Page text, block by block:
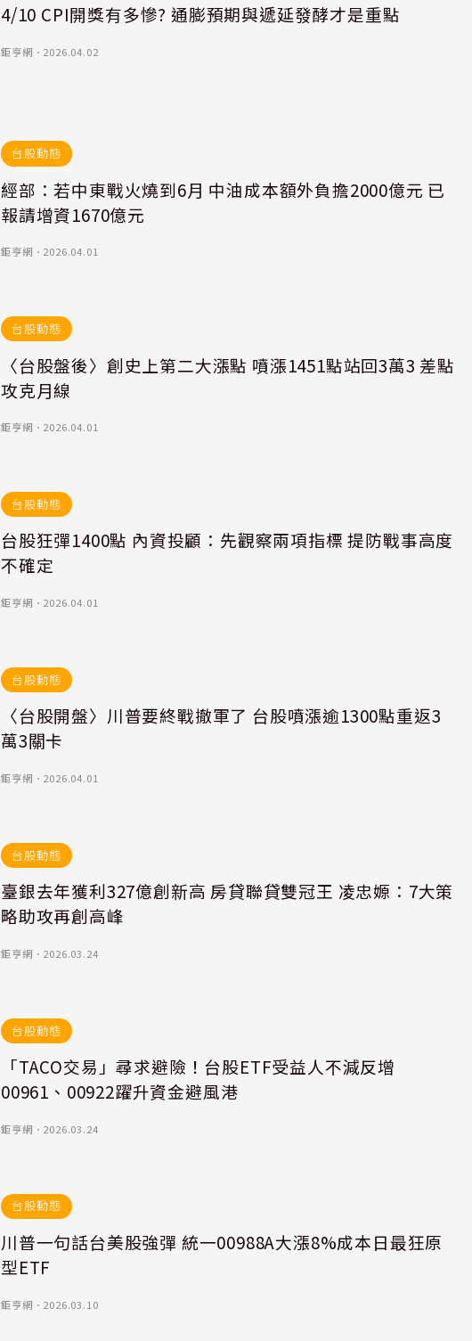
4/10 CPI開獎有多慘? 通膨預期與遞延發酵才是重點
鉅亨網 ． 2026.04.02
台股動態
經部：若中東戰火燒到6月 中油成本額外負擔2000億元 已
報請增資1670億元
鉅亨網 ． 2026.04.01
台股動態
〈台股盤後〉創史上第二大漲點 噴漲1451點站回3萬3 差點
攻克月線
鉅亨網 ． 2026.04.01
台股動態
台股狂彈1400點 內資投顧：先觀察兩項指標 提防戰事高度
不確定
鉅亨網 ． 2026.04.01
台股動態
〈台股開盤〉川普要終戰撤軍了 台股噴漲逾1300點重返3
萬3關卡
鉅亨網 ． 2026.04.01
台股動態
臺銀去年獲利327億創新高 房貸聯貸雙冠王 凌忠嫄：7大策
略助攻再創高峰
鉅亨網 ． 2026.03.24
台股動態
「TACO交易」尋求避險！台股ETF受益人不減反增
00961、00922躍升資金避風港
鉅亨網 ． 2026.03.24
台股動態
川普一句話台美股強彈 統一00988A大漲8%成本日最狂原
型ETF
鉅亨網 ． 2026.03.10